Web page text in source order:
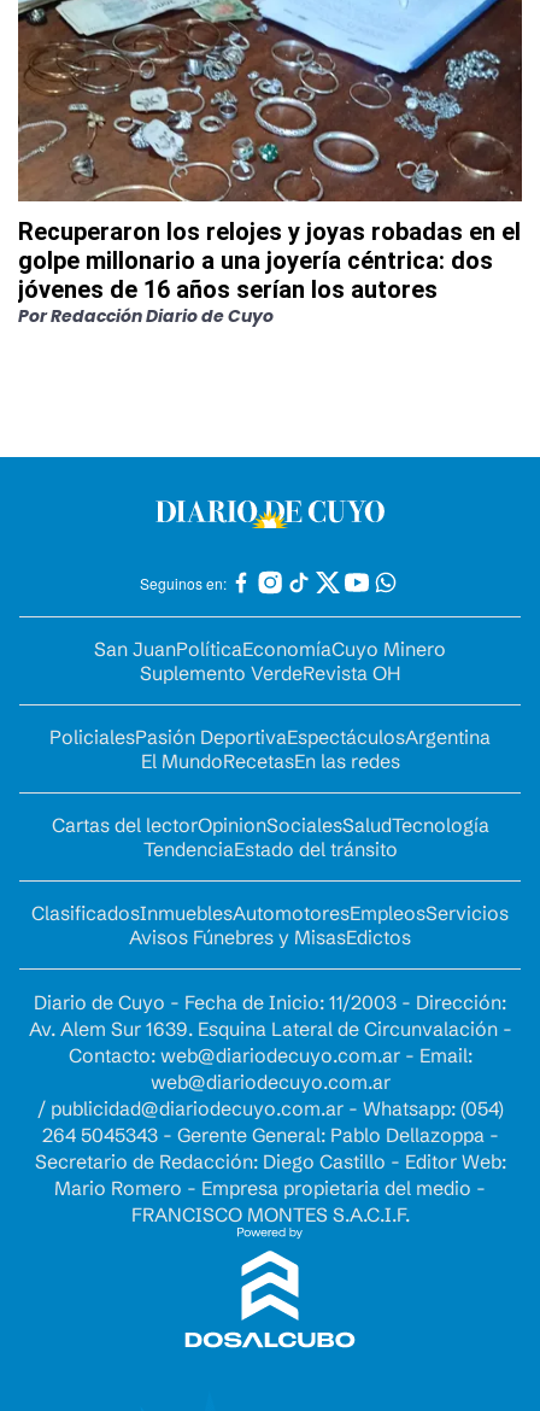
Recuperaron los relojes y joyas robadas en el
golpe millonario a una joyería céntrica: dos
jóvenes de 16 años serían los autores
PorRedacción Diario de Cuyo
Seguinos en:
San JuanPolíticaEconomíaCuyo Minero
Suplemento VerdeRevista OH
PolicialesPasión DeportivaEspectáculosArgentina
El MundoRecetasEn las redes
Cartas del lectorOpinionSocialesSaludTecnología
TendenciaEstado del tránsito
ClasificadosInmueblesAutomotoresEmpleosServicios
Avisos Fúnebres y MisasEdictos
Diario de Cuyo - Fecha de Inicio: 11/2003 - Dirección:
Av. Alem Sur 1639. Esquina Lateral de Circunvalación -
Contacto: web@diariodecuyo.com.ar- Email:
web@diariodecuyo.com.ar
/ publicidad@diariodecuyo.com.ar- Whatsapp: (054)
264 5045343 - Gerente General: Pablo Dellazoppa -
Secretario de Redacción: Diego Castillo - Editor Web:
Mario Romero - Empresa propietaria del medio -
FRANCISCO MONTES S.A.C.I.F.